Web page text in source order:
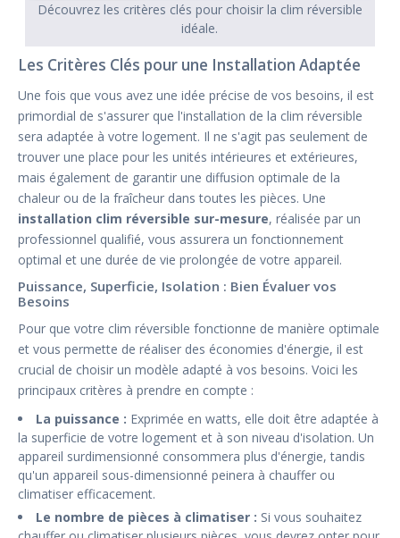
Découvrez les critères clés pour choisir la clim réversible
idéale.
Les Critères Clés pour une Installation Adaptée
Une fois que vous avez une idée précise de vos besoins, il est
primordial de s'assurer que l'installation de la clim réversible
sera adaptée à votre logement. Il ne s'agit pas seulement de
trouver une place pour les unités intérieures et extérieures,
mais également de garantir une diffusion optimale de la
chaleur ou de la fraîcheur dans toutes les pièces. Une
installation clim réversible sur-mesure, réalisée par un
professionnel qualifié, vous assurera un fonctionnement
optimal et une durée de vie prolongée de votre appareil.
Puissance, Superficie, Isolation : Bien Évaluer vos
Besoins
Pour que votre clim réversible fonctionne de manière optimale
et vous permette de réaliser des économies d'énergie, il est
crucial de choisir un modèle adapté à vos besoins. Voici les
principaux critères à prendre en compte :
La puissance : Exprimée en watts, elle doit être adaptée à
la superficie de votre logement et à son niveau d'isolation. Un
appareil surdimensionné consommera plus d'énergie, tandis
qu'un appareil sous-dimensionné peinera à chauffer ou
climatiser efficacement.
Le nombre de pièces à climatiser : Si vous souhaitez